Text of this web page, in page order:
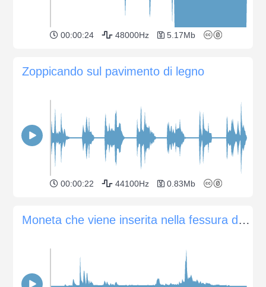
00:00:24 48000Hz 5.17Mb
Zoppicando sul pavimento di legno
00:00:22 44100Hz 0.83Mb
Moneta che viene inserita nella fessura di un cambiavalute